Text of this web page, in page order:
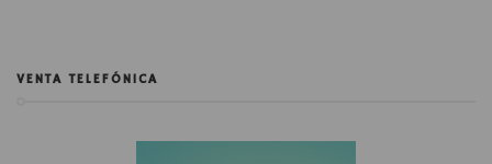
VENTA TELEFÓNICA